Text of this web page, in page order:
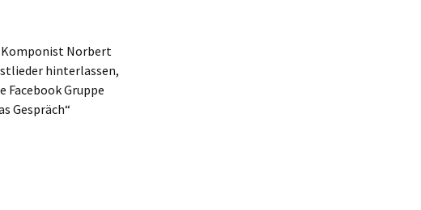
Komponist Norbert
hinterlassen,
Gruppe
Gespräch“